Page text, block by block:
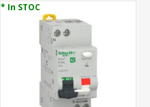
* In STOC